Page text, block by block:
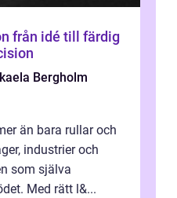
Bergholm
än bara rullar och
industrier och
som själva
Med rätt l&...